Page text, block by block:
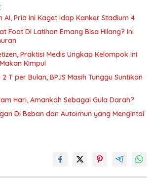
AI, Pria Ini Kaget Idap Kanker Stadium 4
Foot Di Latihan Emang Bisa Hilang? Ini
Praktisi Medis Ungkap Kelompok Ini
Kimpul
T per Bulan, BPJS Masih Tunggu Suntikan
Hari, Amankah Sebagai Gula Darah?
Di Beban dan Autoimun yang Mengintai